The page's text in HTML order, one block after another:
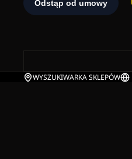
WYSZUKIWARKA SKLEPÓW